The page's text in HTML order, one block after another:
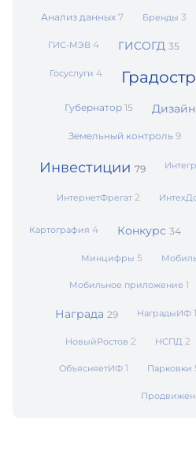
Анализ данных 7 Бренды 3
ГИС-МЭВ 4 ГИСОГД 35
Госуслуги 4
Губернатор 15 Дизайн
Земельный контроль 9
Инвестиции 79
ИнтернетФрегат 2
Картография 4 Конкурс 34
Минцифры 5
Мобильное приложение 1
Награда 29 НаградыИФ 1
НовыйРостов 2 НСПД 2
ОбъясняетИФ 1 Парковки